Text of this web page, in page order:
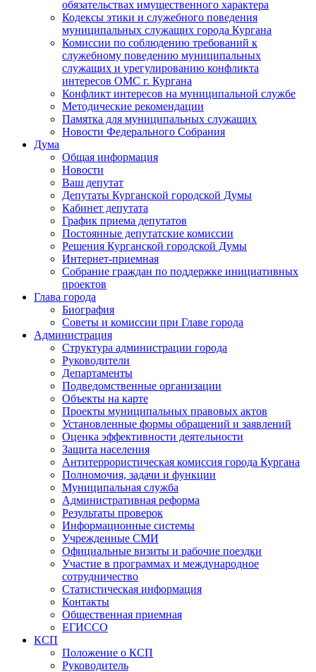
обязательствах имущественного характера
Кодексы этики и служебного поведения
муниципальных служащих города Кургана
Комиссии по соблюдению требований к
служебному поведению муниципальных
служащих и урегулированию конфликта
интересов ОМС г. Кургана
Конфликт интересов на муниципальной службе
Методические рекомендации
Памятка для муниципальных служащих
Новости Федерального Cобрания
Дума
Общая информация
Новости
Ваш депутат
Депутаты Курганской городской Думы
Кабинет депутата
График приема депутатов
Постоянные депутатские комиссии
Решения Курганской городской Думы
Интернет-приемная
Собрание граждан по поддержке инициативных
проектов
Глава города
Биография
Советы и комиссии при Главе города
Администрация
Структура администрации города
Руководители
Департаменты
Подведомственные организации
Объекты на карте
Проекты муниципальных правовых актов
Установленные формы обращений и заявлений
Оценка эффективности деятельности
Защита населения
Антитеррористическая комиссия города Кургана
Полномочия, задачи и функции
Муниципальная служба
Административная реформа
Результаты проверок
Информационные системы
Учрежденные СМИ
Официальные визиты и рабочие поездки
Участие в программах и международное
сотрудничество
Статистическая информация
Контакты
Общественная приемная
ЕГИССО
КСП
Положение о КСП
Руководитель